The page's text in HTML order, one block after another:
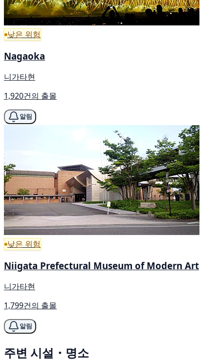
낮은 위험
Nagaoka
니가타현
1,920건의 출몰
알림
낮은 위험
Niigata Prefectural Museum of Modern Art
니가타현
1,799건의 출몰
알림
주변 시설・명소